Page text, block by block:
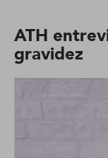
ATH
gravidez